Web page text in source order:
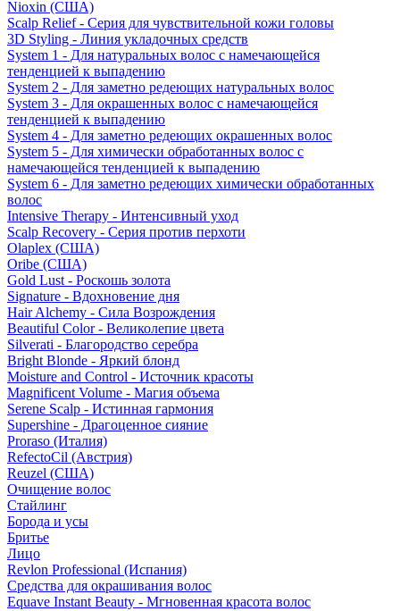
Nioxin (США)
Scalp Relief - Серия для чувствительной кожи головы
3D Styling - Линия укладочных средств
System 1 - Для натуральных волос с намечающейся
тенденцией к выпадению
System 2 - Для заметно редеющих натуральных волос
System 3 - Для окрашенных волос с намечающейся
тенденцией к выпадению
System 4 - Для заметно редеющих окрашенных волос
System 5 - Для химически обработанных волос с
намечающейся тенденцией к выпадению
System 6 - Для заметно редеющих химически обработанных
волос
Intensive Therapy - Интенсивный уход
Scalp Recovery - Серия против перхоти
Olaplex (США)
Oribe (США)
Gold Lust - Роскошь золота
Signature - Вдохновение дня
Hair Alchemy - Сила Возрождения
Beautiful Color - Великолепие цвета
Silverati - Благородство серебра
Bright Blonde - Яркий блонд
Moisture and Control - Источник красоты
Magnificent Volume - Магия объема
Serene Scalp - Истинная гармония
Supershine - Драгоценное сияние
Proraso (Италия)
RefectoCil (Австрия)
Reuzel (США)
Очищение волос
Стайлинг
Борода и усы
Бритье
Лицо
Revlon Professional (Испания)
Средства для окрашивания волос
Equave Instant Beauty - Мгновенная красота волос